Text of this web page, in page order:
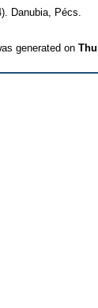
Danubia, Pécs.
generated on